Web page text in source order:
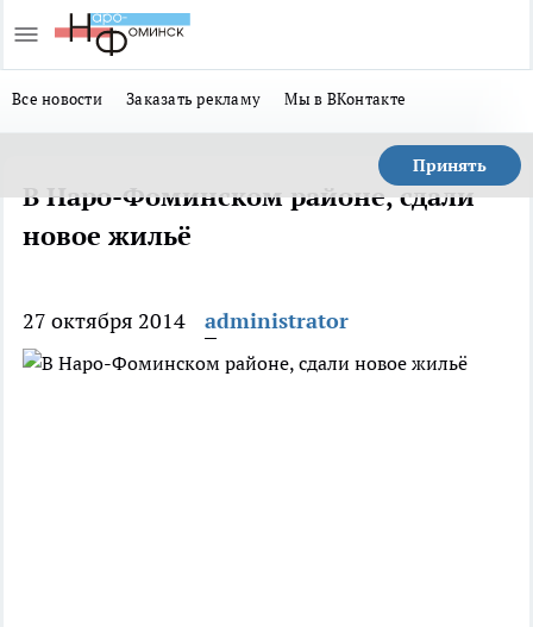
Все новости Заказать рекламу Мы в ВКонтакте
Принять
В Наро-Фоминском районе, сдали
новое жильё
27 октября 2014 administrator